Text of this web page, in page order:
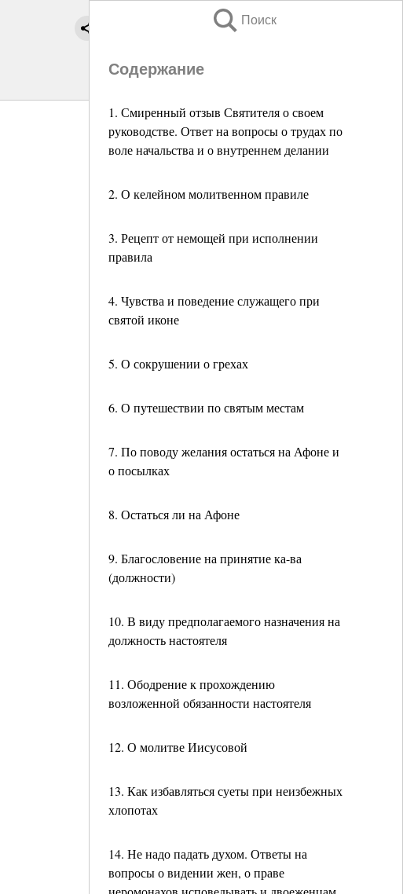
Поиск
Содержание
1. Смиренный отзыв Святителя о своем
руководстве. Ответ на вопросы о трудах по
воле начальства и о внутреннем делании
2. О келейном молитвенном правиле
3. Рецепт от немощей при исполнении
правила
4. Чувства и поведение служащего при
святой иконе
5. О сокрушении о грехах
6. О путешествии по святым местам
7. По поводу желания остаться на Афоне и
о посылках
8. Остаться ли на Афоне
9. Благословение на принятие ка-ва
(должности)
10. В виду предполагаемого назначения на
должность настоятеля
11. Ободрение к прохождению
возложенной обязанности настоятеля
12. О молитве Иисусовой
13. Как избавляться суеты при неизбежных
хлопотах
14. Не надо падать духом. Ответы на
вопросы о видении жен, о праве